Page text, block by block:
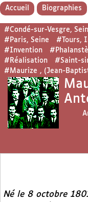
Accueil Biographies
#Condé-sur-Vesgre,
#Paris, Seine
#Tours,
#Invention
#Réalisation
#Saint-
#Maurize , (Jean-
Né le 8 octobre